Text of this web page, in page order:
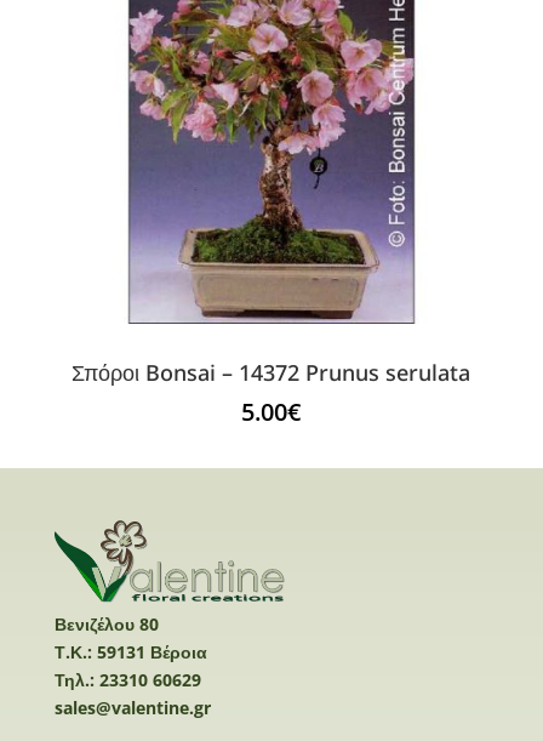
Σπόροι Bonsai – 14372 Prunus serulata
5.00€
Βενιζέλου 80
Τ.Κ.: 59131 Βέροια
Τηλ.: 23310 60629
sales@valentine.gr